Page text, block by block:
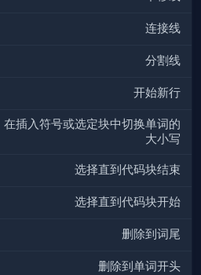
连接线
分割线
开始新行
在插入符号或选定块中切换单词的
大小写
选择直到代码块结束
选择直到代码块开始
删除到词尾
删除到单词开头